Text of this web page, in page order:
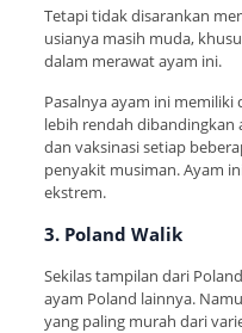
Tetapi tidak disarankan
usianya masih muda,
dalam merawat ayam ini.
Pasalnya ayam ini
lebih rendah dibandingkan
dan vaksinasi setiap
penyakit musiman. Ayam
ekstrem.
3. Poland Walik
Sekilas tampilan dari
ayam Poland lainnya.
yang paling murah dari